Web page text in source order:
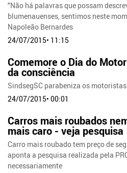
"Não há palavras que possam
blumenauenses, sentimos neste
Napoleão Bernardes
24/07/2015• 11:15
Comemore o Dia do
da consciência
SindsegSC parabeniza os motoristas
24/07/2015• 00:01
Carros mais roubados
mais caro - veja pesquisa
Carro mais roubado tem preço de
aponta a pesquisa realizada pela
necessariamente